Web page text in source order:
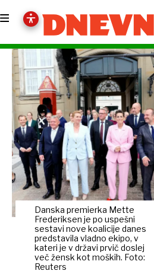
Danska premierka Mette
Frederiksen je po uspešni
sestavi nove koalicije danes
predstavila vladno ekipo, v
kateri je v državi prvič doslej
več žensk kot moških. Foto:
Reuters